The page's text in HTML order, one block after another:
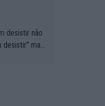
desistir não
desistir" mas